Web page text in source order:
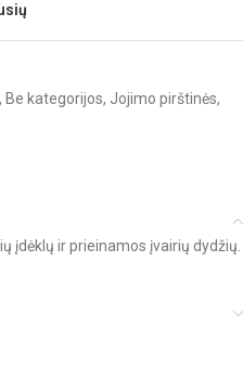
, Be kategorijos, Jojimo pirštinės,
įdėklų ir prieinamos įvairių dydžių.